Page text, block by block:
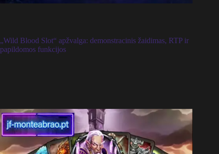
„Wild Blood Slot“ apžvalga: demonstracinis žaidimas, RTP ir
papildomos funkcijos